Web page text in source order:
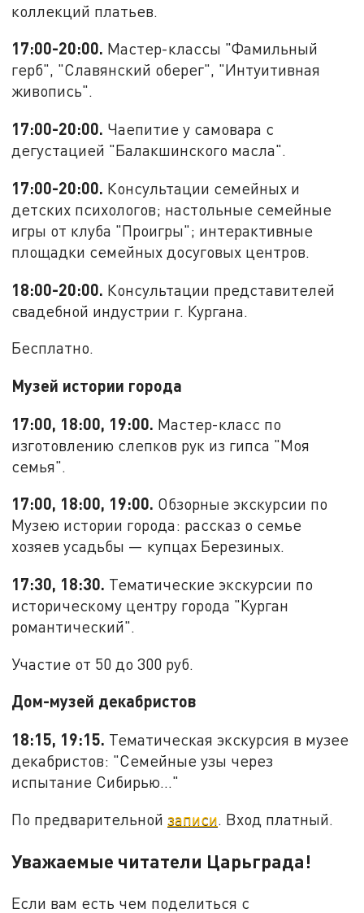
коллекций платьев.
17:00-20:00. Мастер-классы "Фамильный
герб", "Славянский оберег", "Интуитивная
живопись".
17:00-20:00. Чаепитие у самовара с
дегустацией "Балакшинского масла".
17:00-20:00. Консультации семейных и
детских психологов; настольные семейные
игры от клуба "Проигры"; интерактивные
площадки семейных досуговых центров.
18:00-20:00. Консультации представителей
свадебной индустрии г. Кургана.
Бесплатно.
Музей истории города
17:00, 18:00, 19:00. Мастер-класс по
изготовлению слепков рук из гипса "Моя
семья".
17:00, 18:00, 19:00. Обзорные экскурсии по
Музею истории города: рассказ о семье
хозяев усадьбы — купцах Березиных.
17:30, 18:30. Тематические экскурсии по
историческому центру города "Курган
романтический".
Участие от 50 до 300 руб.
Дом-музей декабристов
18:15, 19:15. Тематическая экскурсия в музее
декабристов: "Семейные узы через
испытание Сибирью…"
По предварительнойзаписи. Вход платный.
Уважаемые читатели Царьграда!
Если вам есть чем поделиться с